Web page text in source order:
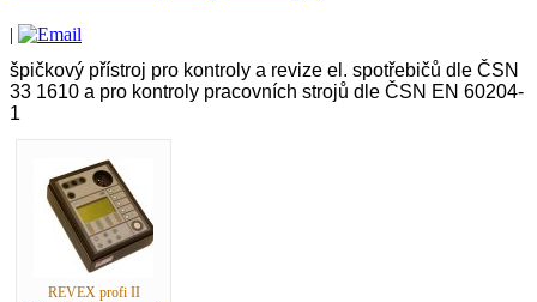
|
špičkový přístroj pro kontroly a revize el. spotřebičů dle ČSN
33 1610 a pro kontroly pracovních strojů dle ČSN EN 60204-
1
REVEX profi II